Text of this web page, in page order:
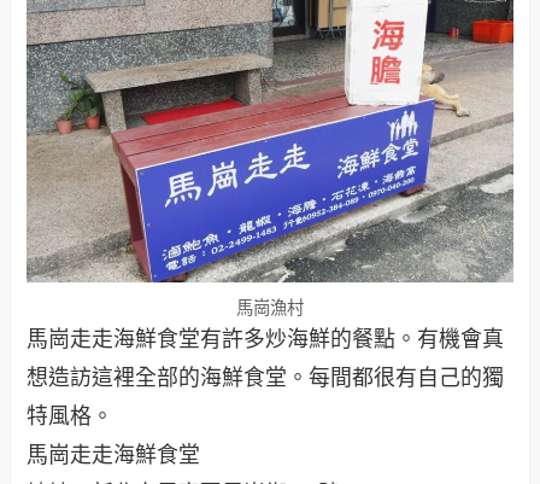
馬崗漁村
馬崗走走海鮮食堂有許多炒海鮮的餐點。有機會真
想造訪這裡全部的海鮮食堂。每間都很有自己的獨
特風格。
馬崗走走海鮮食堂